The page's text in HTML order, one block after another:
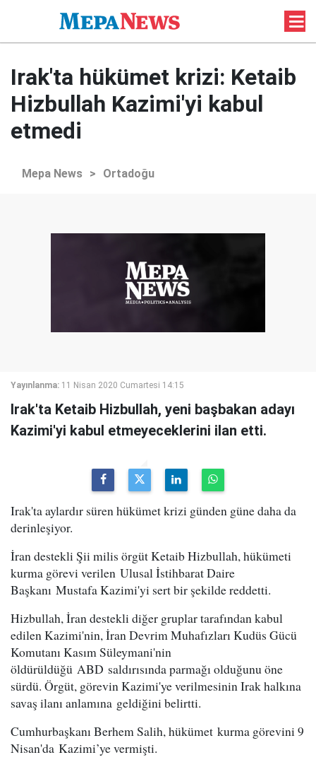
Irak'ta hükümet krizi: Ketaib
Hizbullah Kazimi'yi kabul
etmedi
Mepa News > Ortadoğu
Yayınlanma: 11 Nisan 2020 Cumartesi 14:15
Irak'ta Ketaib Hizbullah, yeni başbakan adayı
Kazimi'yi kabul etmeyeceklerini ilan etti.
Irak'ta aylardır süren hükümet krizi günden güne daha da
derinleşiyor.
İran destekli Şii milis örgüt Ketaib Hizbullah, hükümeti
kurma görevi verilen Ulusal İstihbarat Daire
Başkanı Mustafa Kazimi'yi sert bir şekilde reddetti.
Hizbullah, İran destekli diğer gruplar tarafından kabul
edilen Kazimi'nin, İran Devrim Muhafızları Kudüs Gücü
Komutanı Kasım Süleymani'nin
öldürüldüğü ABD saldırısında parmağı olduğunu öne
sürdü. Örgüt, görevin Kazimi'ye verilmesinin Irak halkına
savaş ilanı anlamına geldiğini belirtti.
Cumhurbaşkanı Berhem Salih, hükümet kurma görevini 9
Nisan'da Kazimi’ye vermişti.